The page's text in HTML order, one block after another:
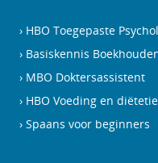
HBO Toegepaste
Basiskennis
MBO Doktersassistent
HBO Voeding en
Spaans voor beginners